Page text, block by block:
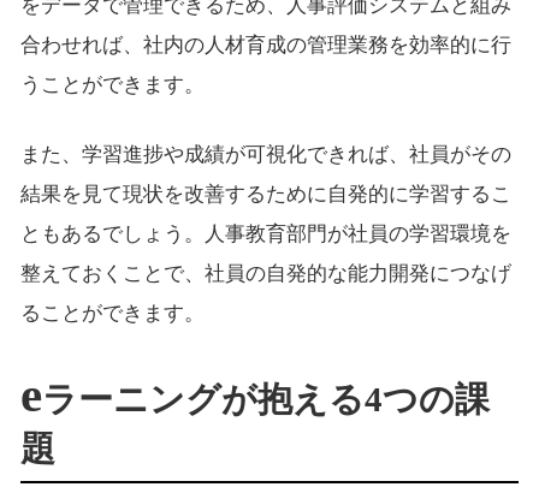
をデータで管理できるため、人事評価システムと組み
合わせれば、社内の人材育成の管理業務を効率的に行
うことができます。
また、学習進捗や成績が可視化できれば、社員がその
結果を見て現状を改善するために自発的に学習するこ
ともあるでしょう。人事教育部門が社員の学習環境を
整えておくことで、社員の自発的な能力開発につなげ
ることができます。
eラーニングが抱える4つの課
題